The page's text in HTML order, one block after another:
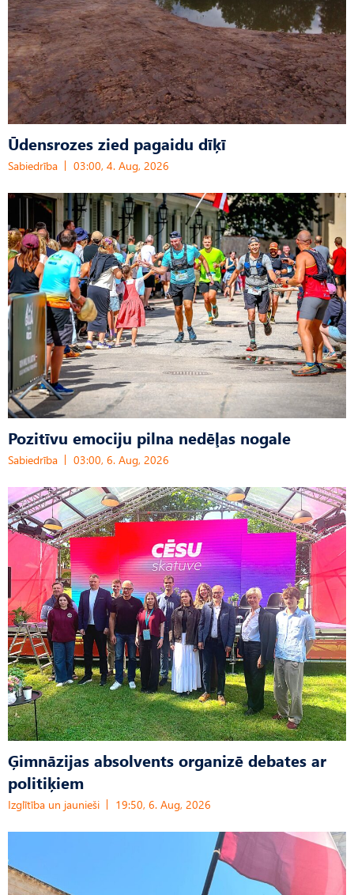
Ūdensrozes zied pagaidu dīķī
Sabiedrība 03:00, 4. Aug, 2026
Pozitīvu emociju pilna nedēļas nogale
Sabiedrība 03:00, 6. Aug, 2026
Ģimnāzijas absolvents organizē debates ar
politiķiem
Izglītība un jaunieši 19:50, 6. Aug, 2026